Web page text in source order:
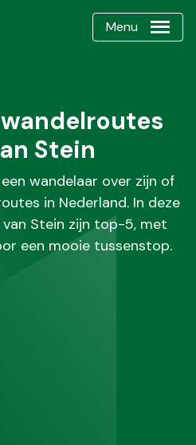
Menu
Stein
wandelaar over zijn of
in Nederland. In deze
Stein zijn top-5, met
een mooie tussenstop.